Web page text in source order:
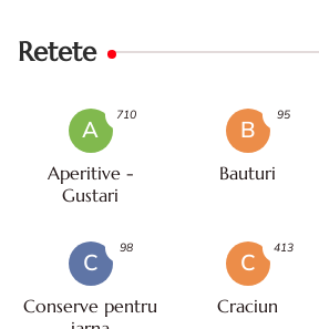
Retete
A
Aperitive -
Gustari
710
B
Bauturi
95
C
Conserve pentru
98
C
Craciun
413